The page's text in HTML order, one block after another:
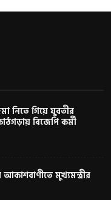
নিতে গিয়ে যুবতীর
বিজেপি কর্মী
আকাশবাণীতে মুখ্যমন্ত্রীর